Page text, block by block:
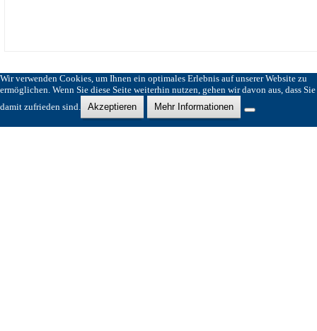
Wir verwenden Cookies, um Ihnen ein optimales Erlebnis auf unserer Website zu
ermöglichen. Wenn Sie diese Seite weiterhin nutzen, gehen wir davon aus, dass Sie
damit zufrieden sind.
Akzeptieren Mehr Informationen